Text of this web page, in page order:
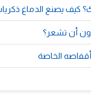
يصنع الدماغ
أن تشعر؟
الخاصة